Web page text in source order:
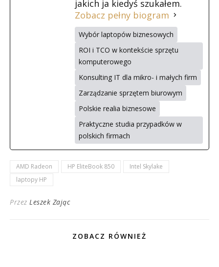
jakich ja kiedyś szukałem.
Zobacz pełny biogram
Wybór laptopów biznesowych
ROI i TCO w kontekście sprzętu
komputerowego
Konsulting IT dla mikro- i małych firm
Zarządzanie sprzętem biurowym
Polskie realia biznesowe
Praktyczne studia przypadków w
polskich firmach
AMD Radeon HP EliteBook 850
Intel Skylake
laptopy HP
Przez Leszek Zając
ZOBACZ RÓWNIEŻ